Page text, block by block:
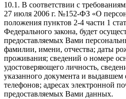
10.1. В соответствии с
27 июля 2006 г. №152-ФЗ «О
положения пунктов 2-4 части 1
Федерального закона, будет
предоставляемых Вами
фамилии, имени, отчества; даты
проживания; сведений о номере
удостоверяющего личность,
указанного документа и выдавшем
телефонов; адресах электронной
предоставляемых Вами данных.